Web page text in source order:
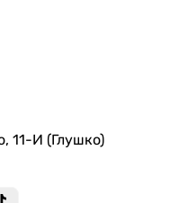
11-И (Глушко)